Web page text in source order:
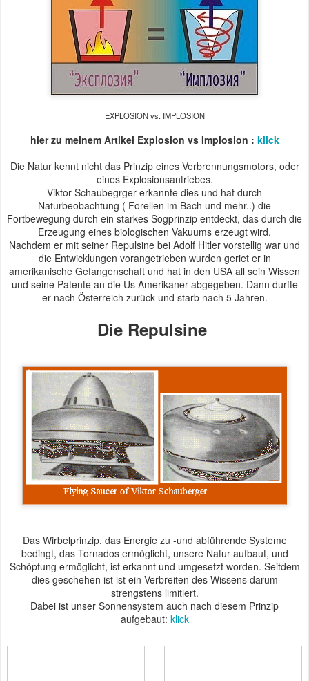
EXPLOSION vs. IMPLOSION
hier zu meinem Artikel Explosion vs Implosion : klick
Die Natur kennt nicht das Prinzip eines Verbrennungsmotors, oder
eines Explosionsantriebes.
Viktor Schaubegrger erkannte dies und hat durch
Naturbeobachtung ( Forellen im Bach und mehr..) die
Fortbewegung durch ein starkes Sogprinzip entdeckt, das durch die
Erzeugung eines biologischen Vakuums erzeugt wird.
Nachdem er mit seiner Repulsine bei Adolf Hitler vorstellig war und
die Entwicklungen vorangetrieben wurden geriet er in
amerikanische Gefangenschaft und hat in den USA all sein Wissen
und seine Patente an die Us Amerikaner abgegeben. Dann durfte
er nach Österreich zurück und starb nach 5 Jahren.
Die Repulsine
Das Wirbelprinzip, das Energie zu -und abführende Systeme
bedingt, das Tornados ermöglicht, unsere Natur aufbaut, und
Schöpfung ermöglicht, ist erkannt und umgesetzt worden. Seitdem
dies geschehen ist ist ein Verbreiten des Wissens darum
strengstens limitiert.
Dabei ist unser Sonnensystem auch nach diesem Prinzip
aufgebaut: klick